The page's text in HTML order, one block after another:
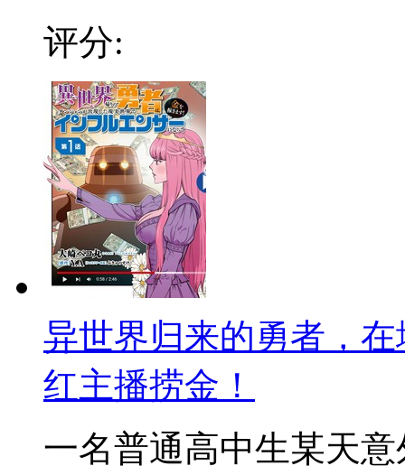
评分:
异世界归来的勇者，
红主播捞金！
一名普通高中生某天意